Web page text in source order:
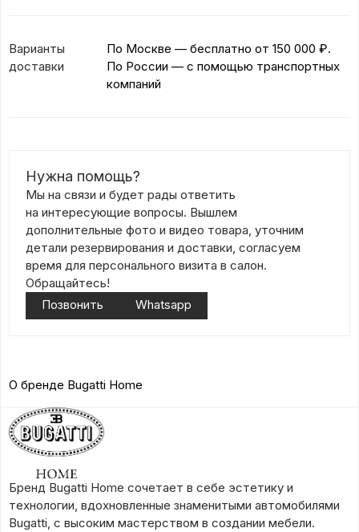
Варианты
доставки
По Москве — бесплатно от 150 000 ₽.
По России — с помощью транспортных
компаний
Нужна помощь?
Мы на связи и будет рады ответить
на интересующие вопросы. Вышлем
дополнительные фото и видео товара, уточним
детали резервирования и доставки, согласуем
время для персонального визита в салон.
Обращайтесь!
Позвонить
Whatsapp
О бренде Bugatti Home
Бренд Bugatti Home сочетает в себе эстетику и
технологии, вдохновленные знаменитыми автомобилями
Bugatti, с высоким мастерством в создании мебели.